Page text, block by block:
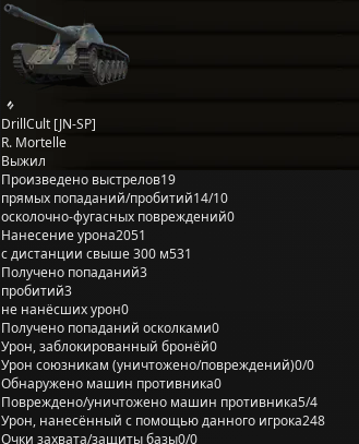
DrillCult [JN-SP]
R. Mortelle
Выжил
Произведено выстрелов19
прямых попаданий/пробитий14/10
осколочно-фугасных повреждений0
Нанесение урона2051
с дистанции свыше 300 м531
Получено попаданий3
пробитий3
не нанёсших урон0
Получено попаданий осколками0
Урон, заблокированный бронёй0
Урон союзникам (уничтожено/повреждений)0/0
Обнаружено машин противника0
Повреждено/уничтожено машин противника5/4
Урон, нанесённый с помощью данного игрока248
Очки захвата/защиты базы0/0